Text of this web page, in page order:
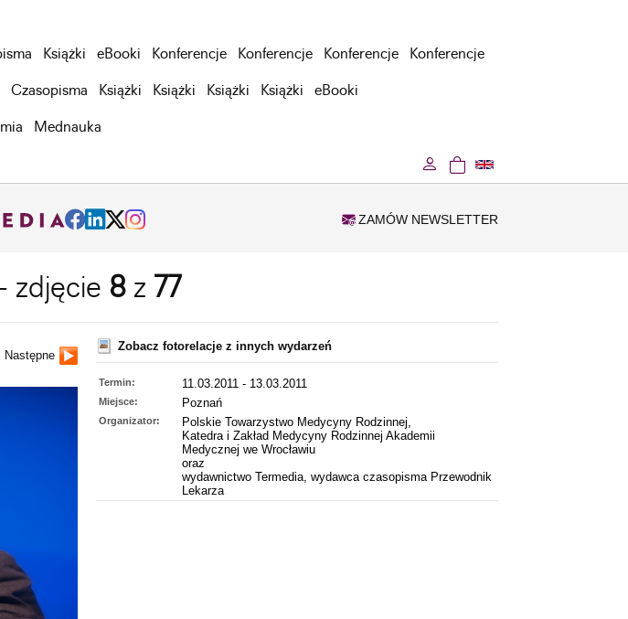
Książki eBooki Konferencje Konferencje Konferencje Konferencje
Czasopisma Książki Książki Książki Książki eBooki
Mednauka
ZAMÓW NEWSLETTER
zdjęcie 8 z 77
Następne
Zobacz fotorelacje z innych wydarzeń
Termin: 11.03.2011 - 13.03.2011
Miejsce: Poznań
Organizator:
Polskie Towarzystwo Medycyny Rodzinnej,
Katedra i Zakład Medycyny Rodzinnej Akademii
Medycznej we Wrocławiu
oraz
wydawnictwo Termedia, wydawca czasopisma Przewodnik
Lekarza